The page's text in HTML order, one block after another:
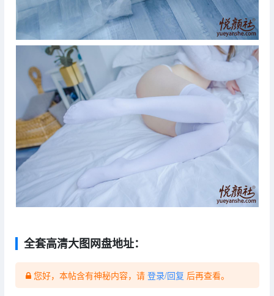
全套高清大图网盘地址：
您好，本帖含有神秘内容，请 登录/回复 后再查看。